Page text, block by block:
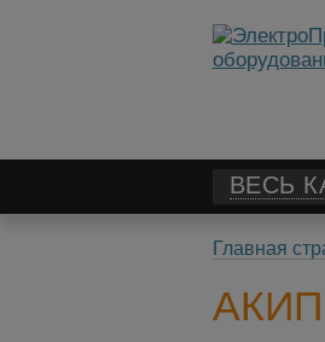
ВЕСЬ
Главная
АКИП